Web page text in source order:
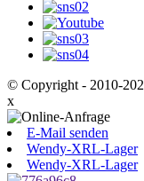
© Copyright - 2010-
x
E-Mail senden
Wendy-XRL-Lager
Wendy-XRL-Lager